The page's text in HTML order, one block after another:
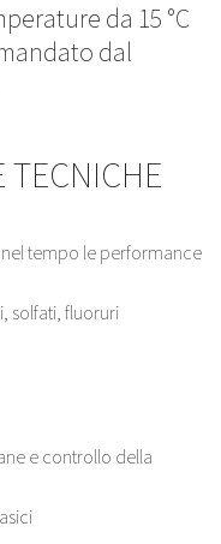
da 15 °C
dal
TECNICHE
tempo le performance
solfati, fluoruri
e controllo della